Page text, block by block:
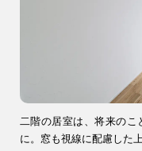
二階の居室は、将来のこ
に。窓も視線に配慮した